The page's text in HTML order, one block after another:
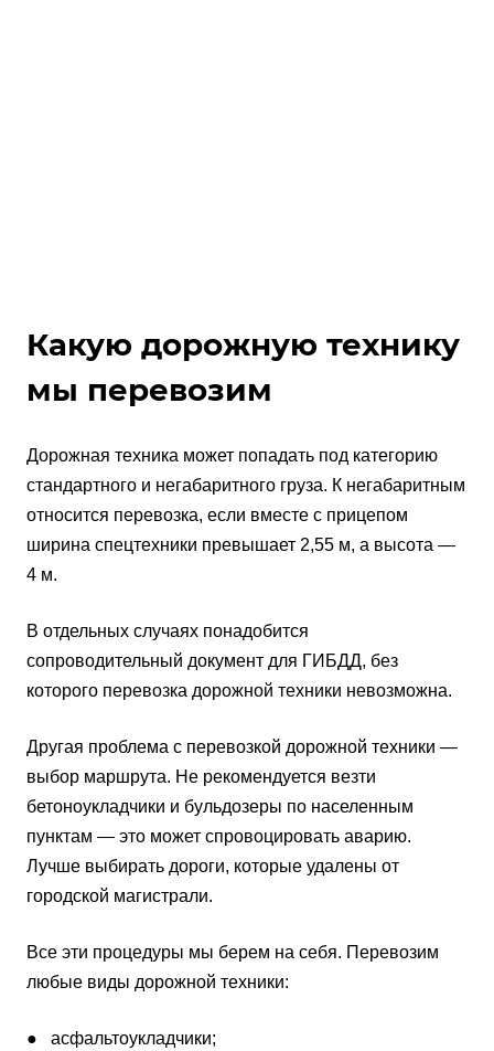
Какую дорожную технику
мы перевозим
Дорожная техника может попадать под категорию
стандартного и негабаритного груза. К негабаритным
относится перевозка, если вместе с прицепом
ширина спецтехники превышает 2,55 м, а высота —
4 м.
В отдельных случаях понадобится
сопроводительный документ для ГИБДД, без
которого перевозка дорожной техники невозможна.
Другая проблема с перевозкой дорожной техники —
выбор маршрута. Не рекомендуется везти
бетоноукладчики и бульдозеры по населенным
пунктам — это может спровоцировать аварию.
Лучше выбирать дороги, которые удалены от
городской магистрали.
Все эти процедуры мы берем на себя. Перевозим
любые виды дорожной техники:
● асфальтоукладчики;